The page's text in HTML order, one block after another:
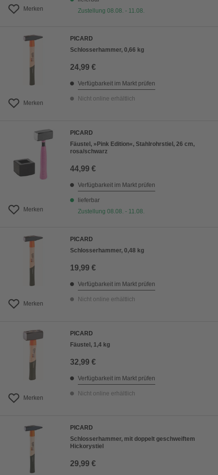
Merken
Zustellung 08.08. - 11.08.
Merken
PICARD
Schlosserhammer, 0,66 kg
24,99 €
Verfügbarkeit im Markt prüfen
Nicht online erhältlich
Merken
PICARD
Fäustel, »Pink Edition«, Stahlrohrstiel, 26 cm,
rosa/schwarz
44,99 €
Verfügbarkeit im Markt prüfen
lieferbar
Zustellung 08.08. - 11.08.
Merken
PICARD
Schlosserhammer, 0,48 kg
19,99 €
Verfügbarkeit im Markt prüfen
Nicht online erhältlich
Merken
PICARD
Fäustel, 1,4 kg
32,99 €
Verfügbarkeit im Markt prüfen
Nicht online erhältlich
PICARD
Schlosserhammer, mit doppelt geschweiftem
Hickorystiel
29,99 €